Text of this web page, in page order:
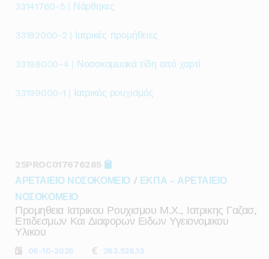
33141760-5 | Νάρθηκες
33192000-2 | Ιατρικές προμήθειες
33198000-4 | Νοσοκομειακά είδη από χαρτί
33199000-1 | Ιατρικός ρουχισμός
25PROC017676285
ΑΡΕΤΑΙΕΙΟ ΝΟΣΟΚΟΜΕΙΟ / ΕΚΠΑ - ΑΡΕΤΑΙΕΙΟ
ΝΟΣΟΚΟΜΕΙΟ
Προμηθεια Ιατρικου Ρουχισμου Μ.χ., Ιατρικης Γαζασ,
Επιδεσμων Και Διαφορων Ειδων Υγειονομικου
Υλικου
06-10-2025
263.528,13